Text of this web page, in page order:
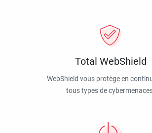
Total WebShield
WebShield vous protège en
tous types de